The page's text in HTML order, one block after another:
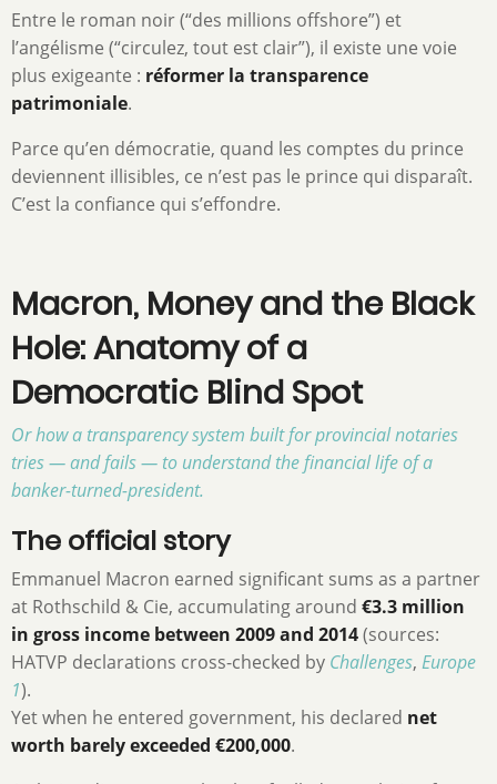
Entre le roman noir (“des millions offshore”) et
l’angélisme (“circulez, tout est clair”), il existe une voie
plus exigeante : réformer la transparence
patrimoniale.
Parce qu’en démocratie, quand les comptes du prince
deviennent illisibles, ce n’est pas le prince qui disparaît.
C’est la confiance qui s’effondre.
Macron, Money and the Black
Hole: Anatomy of a
Democratic Blind Spot
Or how a transparency system built for provincial notaries
tries — and fails — to understand the financial life of a
banker-turned-president.
The official story
Emmanuel Macron earned significant sums as a partner
at Rothschild & Cie, accumulating around €3.3 million
in gross income between 2009 and 2014(sources:
HATVP declarations cross-checked by Challenges, Europe
1).
Yet when he entered government, his declared net
worth barely exceeded €200,000.